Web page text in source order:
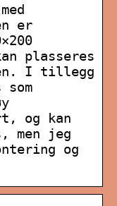
er
plasseres
I tillegg
og kan
men jeg
og